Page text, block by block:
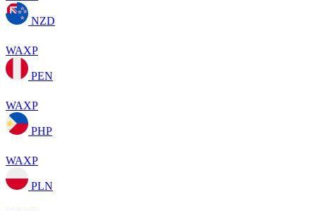
NZD
WAXP
PEN
WAXP
PHP
WAXP
PLN